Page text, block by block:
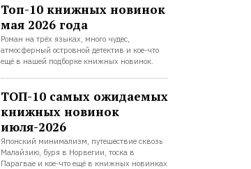
Топ-10 книжных новинок
мая 2026 года
Роман на трёх языках, много чудес,
атмосферный островной детектив и кое-что
ещё в нашей подборке книжных новинок.
ТОП-10 самых ожидаемых
книжных новинок
июля-2026
Японский минимализм, путешествие сквозь
Малайзию, буря в Норвегии, тоска в
Парагвае и кое-что ещё в книжных новинках